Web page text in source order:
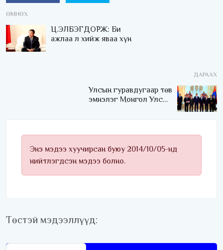
ӨМНӨХ
Ц.ЭЛБЭГДОРЖ: Би
ажлаа л хийж яваа хүн
ДАРААХ
Улсын гуравдугаар төв
эмнэлэг Монгол Улсын
Энэ мэдээ хуучирсан буюу 2014/10/05-нд
нийтлэгдсэн мэдээ болно.
Төстэй мэдээллүүд: